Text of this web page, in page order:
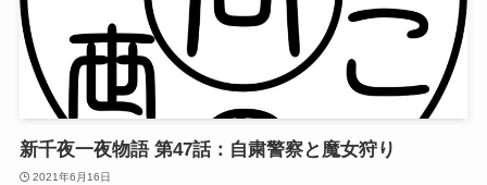
新千夜一夜物語 第47話：自粛警察と魔女狩り
2021年6月16日